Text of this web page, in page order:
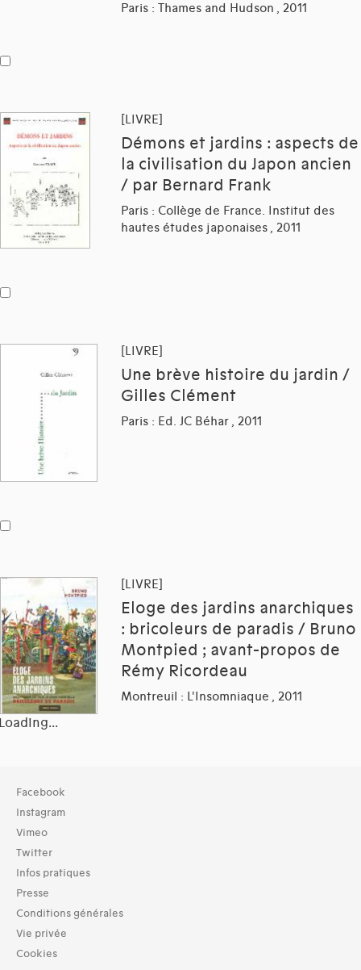
Paris : Thames and Hudson , 2011
[LIVRE]
Démons et jardins : aspects de
la civilisation du Japon ancien
/ par Bernard Frank
Paris : Collège de France. Institut des
hautes études japonaises , 2011
[LIVRE]
Une brève histoire du jardin /
Gilles Clément
Paris : Ed. JC Béhar , 2011
[LIVRE]
Eloge des jardins anarchiques
: bricoleurs de paradis / Bruno
Montpied ; avant-propos de
Rémy Ricordeau
Montreuil : L'Insomniaque , 2011
Collection
TOUT (180)
Bibliothèque (182)
Typologies documents
Livres (466)
Estonien (2)
Néerlandais (50)
Facebook
Instagram
Vimeo
Twitter
Infos pratiques
Presse
Conditions générales
Vie privée
Cookies